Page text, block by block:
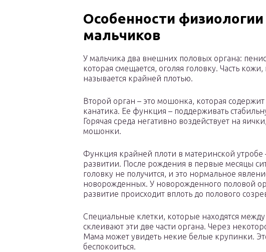
Особенности
мальчиков
У мальчика два внешних половых органа:
которая смещается, оголяя головку. Часть
называется крайней плотью.
Второй орган – это мошонка, которая
канатика. Ее функция – поддерживать
Горячая среда негативно воздействует на
мошонки.
Функция крайней плоти в материнской
развитии. После рождения в первые месяцы
головку не получится, и это нормальное
новорожденных. У новорожденного половой
развитие происходит вплоть до полового
Специальные клетки, которые находятся
склеивают эти две части органа. Через
Мама может увидеть некие белые крупинки.
беспокоиться.